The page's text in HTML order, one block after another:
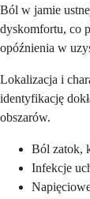
Ból w jamie
dyskomfortu, co
opóźnienia w
Lokalizacja i
identyfikację
obszarów.
Ból zatok,
Infekcje